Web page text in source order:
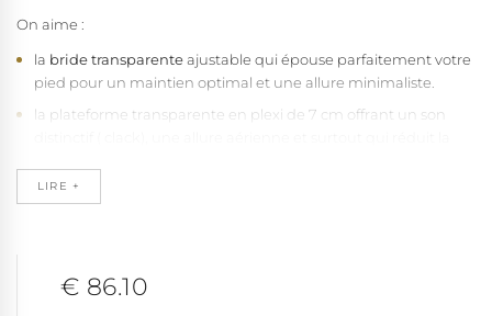
On aime :
la bride transparenteajustable qui épouse parfaitement votre
pied pour un maintien optimal et une allure minimaliste.
la plateforme transparente en plexi de 7 cm offrant un son
la bride de cheville ajustable évitant tout risque de
l'arche plantaire épousant la forme naturelle du pied.
LIRE +
€ 86.10